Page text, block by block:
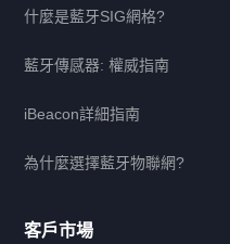
什麼是藍牙SIG網格?
藍牙傳感器: 權威指南
iBeacon詳細指南
為什麼選擇藍牙物聯網?
客戶市場